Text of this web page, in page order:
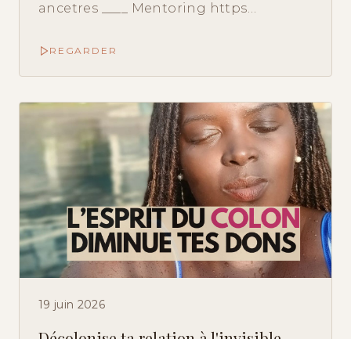
ancetres ____ Mentoring https…
REGARDER
19 juin 2026